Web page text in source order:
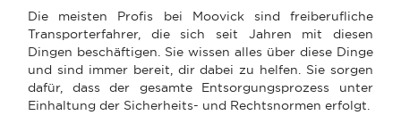
Die meisten Profis bei Moovick sind freiberufliche
Transporterfahrer, die sich seit Jahren mit diesen
Dingen beschäftigen. Sie wissen alles über diese Dinge
und sind immer bereit, dir dabei zu helfen. Sie sorgen
dafür, dass der gesamte Entsorgungsprozess unter
Einhaltung der Sicherheits- und Rechtsnormen erfolgt.